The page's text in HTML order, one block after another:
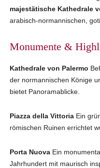
majestätische Kathedrale
arabisch‑normannischen,
Monumente &
Kathedrale von Palermo
der normannischen Könige
bietet Panoramablicke.
Piazza della Vittoria Ein
römischen Ruinen errichtet
Porta Nuova Ein
Jahrhundert mit maurisch